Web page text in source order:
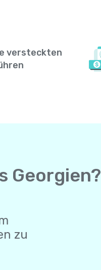
versteckten
Georgien?
zu